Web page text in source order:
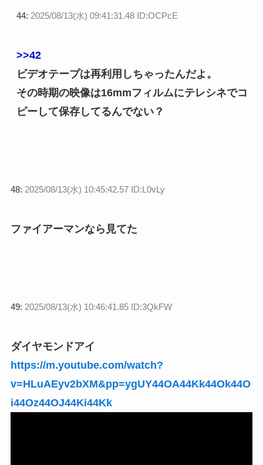
44: 2025/08/13(水) 09:41:31.48 ID:OCPcE
>>42
ビデオテープは再利用しちゃったんだよ。
その時期の映像は16mmフィルムにテレシネでコ
ピーして保存してるんでない？
48: 2025/08/13(水) 10:45:42.57 ID:L0vLy
ファイアーマンなら見てた
49: 2025/08/13(水) 10:46:41.85 ID:3QkFW
ダイヤモンドアイ
https://m.youtube.com/watch?
v=HLuAEyv2bXM&pp=ygUY44OA44Kk44Ok44O
i44Oz44OJ44Ki44Kk